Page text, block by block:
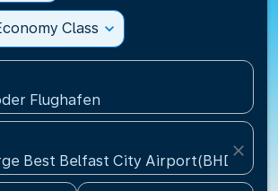
Class expand_more
Flughafen
Best Belfast City Airport(BHD),
close